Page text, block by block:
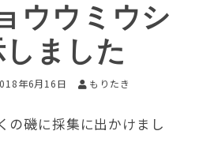
ウウミウシ
ました
年6月16日 もりたき
の磯に採集に出かけまし